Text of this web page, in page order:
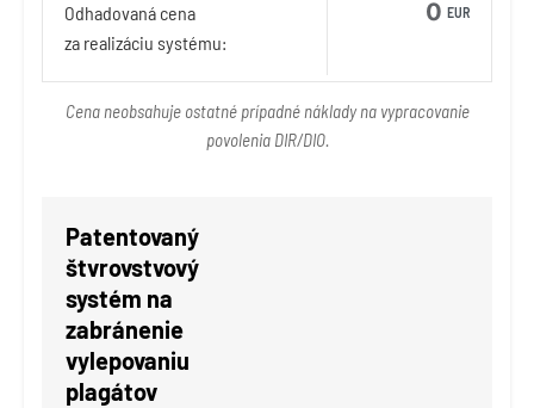
Odhadovaná cena
za realizáciu systému:
EUR
Cena neobsahuje ostatné prípadné náklady na vypracovanie
povolenia DIR/DIO.
Patentovaný
štvrovstvový
systém na
zabránenie
vylepovaniu
plagátov